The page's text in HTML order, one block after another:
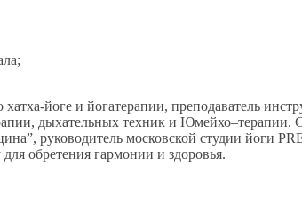
йоге и йогатерапии, преподаватель
дыхательных техник и
руководитель московской студии йоги
обретения гармонии и здоровья.